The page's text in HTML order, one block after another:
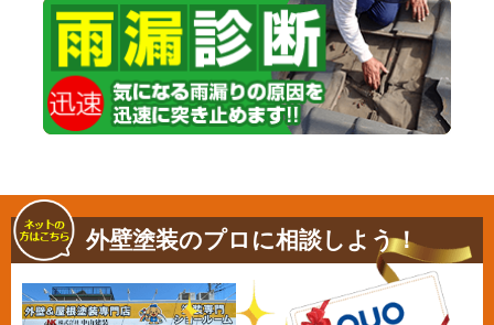
外壁塗装のプロに相談しよう！